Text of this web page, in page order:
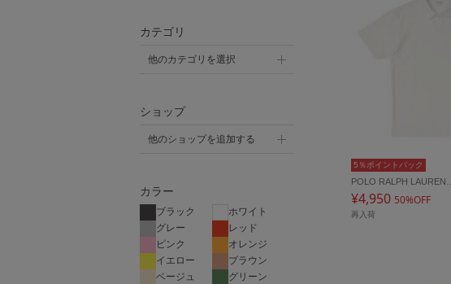
5％ポイントバック
POLO RALPH LAUREN…
¥4,950 50%OFF
再入荷
カテゴリ
他のカテゴリを選択
ショップ
他のショップを追加する
カラー
ブラック
ホワイト
グレー
レッド
ピンク
オレンジ
イエロー
ブラウン
ベージュ
グリーン